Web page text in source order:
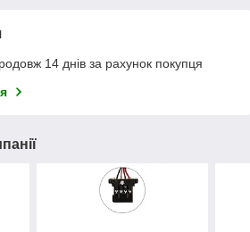
14 днів за рахунок покупця